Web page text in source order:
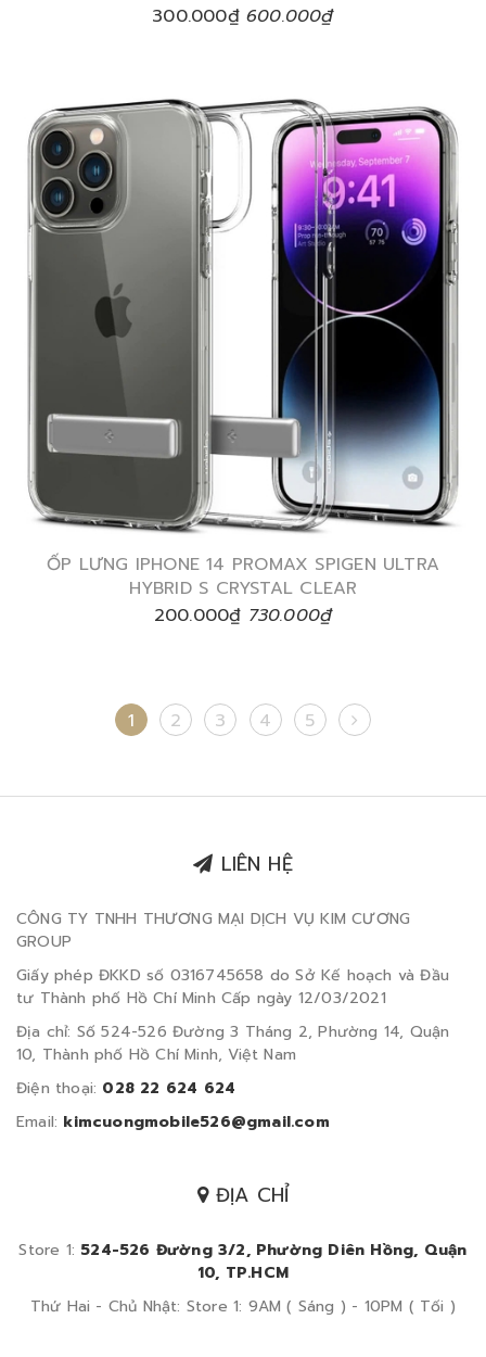
300.000₫600.000₫
ỐP LƯNG IPHONE 14 PROMAX SPIGEN ULTRA
HYBRID S CRYSTAL CLEAR
200.000₫ 730.000₫
1 2 3 4 5
LIÊN HỆ
CÔNG TY TNHH THƯƠNG MẠI DỊCH VỤ KIM CƯƠNG
GROUP
Giấy phép ĐKKD số 0316745658 do Sở Kế hoạch và Đầu
tư Thành phố Hồ Chí Minh Cấp ngày 12/03/2021
Địa chỉ: Số 524-526 Đường 3 Tháng 2, Phường 14, Quận
10, Thành phố Hồ Chí Minh, Việt Nam
Điện thoại: 028 22 624 624
Email: kimcuongmobile526@gmail.com
ĐỊA CHỈ
Store 1: 524-526 Đường 3/2, Phường Diên Hồng, Quận
10, TP.HCM
Thứ Hai - Chủ Nhật: Store 1: 9AM ( Sáng ) - 10PM ( Tối )